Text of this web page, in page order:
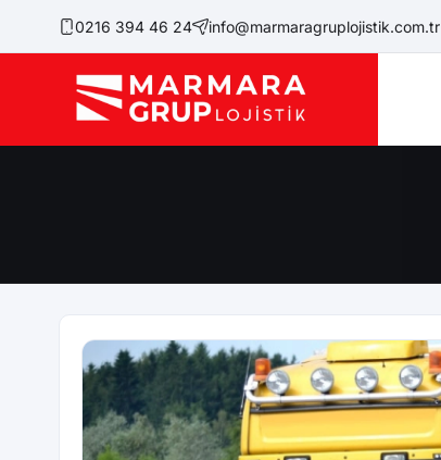
0216 394 46 24 info@marmaragruplojistik.com.tr